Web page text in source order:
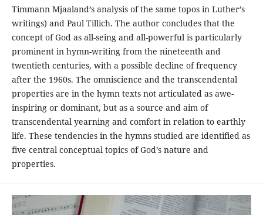
Timmann Mjaaland’s analysis of the same topos in Luther’s
writings) and Paul Tillich. The author concludes that the
concept of God as all-seing and all-powerful is particularly
prominent in hymn-writing from the nineteenth and
twentieth centuries, with a possible decline of frequency
after the 1960s. The omniscience and the transcendental
properties are in the hymn texts not articulated as awe-
inspiring or dominant, but as a source and aim of
transcendental yearning and comfort in relation to earthly
life. These tendencies in the hymns studied are identified as
five central conceptual topics of God’s nature and
properties.